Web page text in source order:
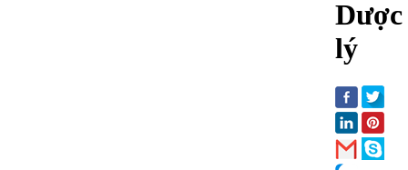
Dược
lý